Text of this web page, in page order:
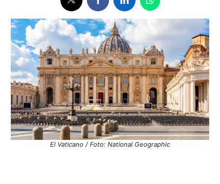
El Vaticano / Foto: National Geographic